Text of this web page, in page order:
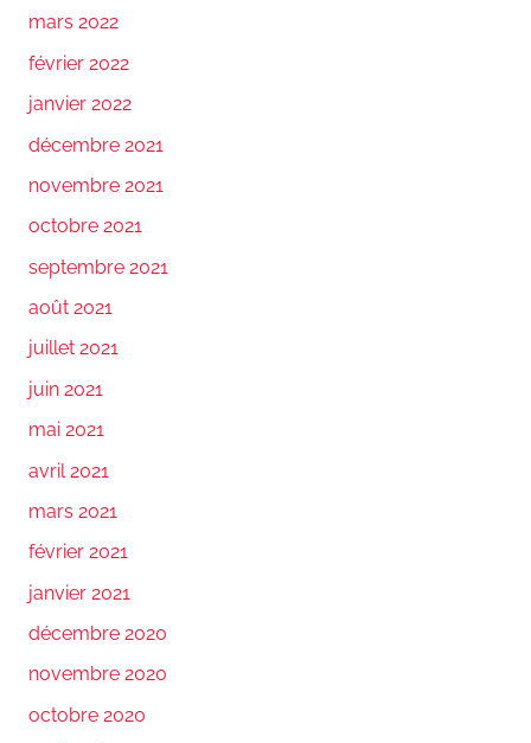
mars 2022
février 2022
janvier 2022
décembre 2021
novembre 2021
octobre 2021
septembre 2021
août 2021
juillet 2021
juin 2021
mai 2021
avril 2021
mars 2021
février 2021
janvier 2021
décembre 2020
novembre 2020
octobre 2020